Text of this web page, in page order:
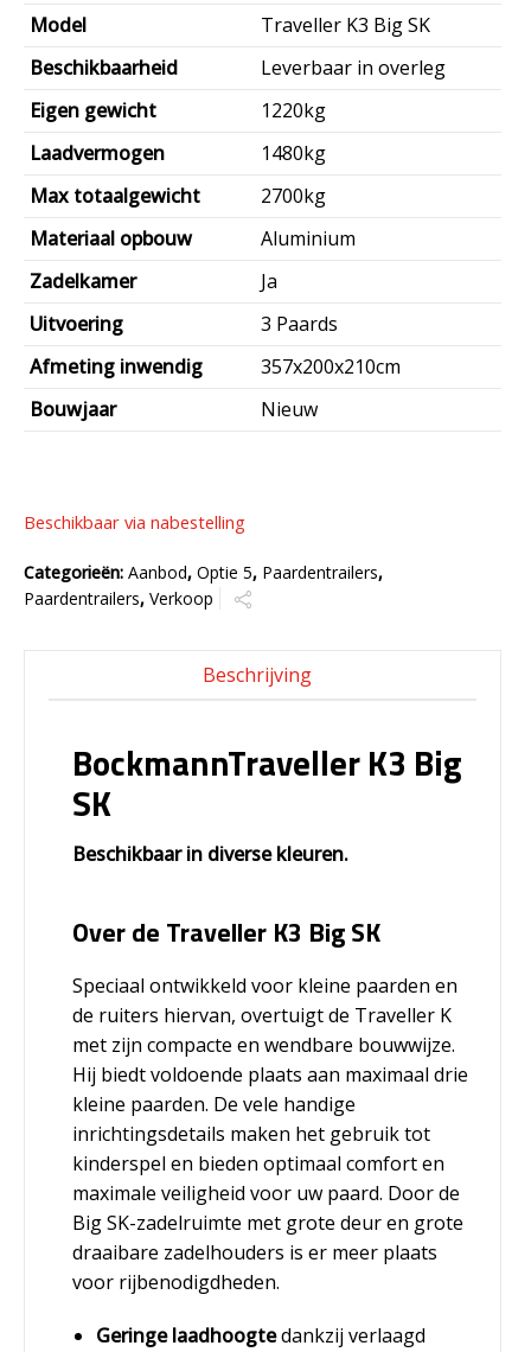
Model
Traveller K3 Big SK
Beschikbaarheid
Leverbaar in overleg
Eigen gewicht
1220kg
Laadvermogen
1480kg
Max totaalgewicht
2700kg
Materiaal opbouw
Aluminium
Zadelkamer
Ja
Uitvoering
3 Paards
Afmeting inwendig
357x200x210cm
Bouwjaar
Nieuw
Beschikbaar via nabestelling
Categorieën: Aanbod, Optie 5, Paardentrailers,
Paardentrailers, Verkoop
Beschrijving
BockmannTraveller K3 Big
SK
Beschikbaar in diverse kleuren.
Over de Traveller K3 Big SK
Speciaal ontwikkeld voor kleine paarden en
de ruiters hiervan, overtuigt de Traveller K
met zijn compacte en wendbare bouwwijze.
Hij biedt voldoende plaats aan maximaal drie
kleine paarden. De vele handige
inrichtingsdetails maken het gebruik tot
kinderspel en bieden optimaal comfort en
maximale veiligheid voor uw paard. Door de
Big SK-zadelruimte met grote deur en grote
draaibare zadelhouders is er meer plaats
voor rijbenodigdheden.
Geringe laadhoogtedankzij verlaagd